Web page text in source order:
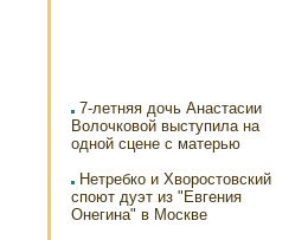
7-летняя дочь Анастасии
Волочковой выступила на
одной сцене с матерью
Нетребко и Хворостовский
споют дуэт из "Евгения
Онегина" в Москве